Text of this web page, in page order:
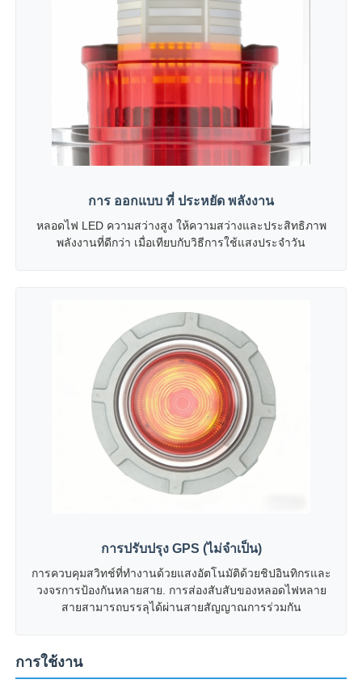
การ ออกแบบ ที่ ประหยัด พลังงาน
หลอดไฟ LED ความสว่างสูง ให้ความสว่างและประสิทธิภาพ
พลังงานที่ดีกว่า เมื่อเทียบกับวิธีการใช้แสงประจําวัน
การปรับปรุง GPS (ไม่จําเป็น)
การควบคุมสวิทช์ที่ทํางานด้วยแสงอัตโนมัติด้วยชิปอินทิกรและ
วงจรการป้องกันหลายสาย. การส่องสับสับของหลอดไฟหลาย
สายสามารถบรรลุได้ผ่านสายสัญญาณการร่วมกัน
การใช้งาน